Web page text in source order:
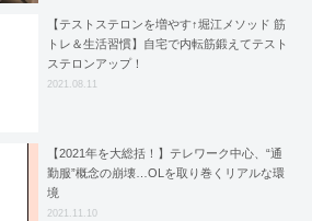
【テストステロンを増やす↑堀江メソッド 筋
トレ＆生活習慣】自宅で内転筋鍛えてテスト
ステロンアップ！
2021.08.11
【2021年を大総括！】テレワーク中心、“通
勤服”概念の崩壊…OLを取り巻くリアルな環
境
2021.11.10